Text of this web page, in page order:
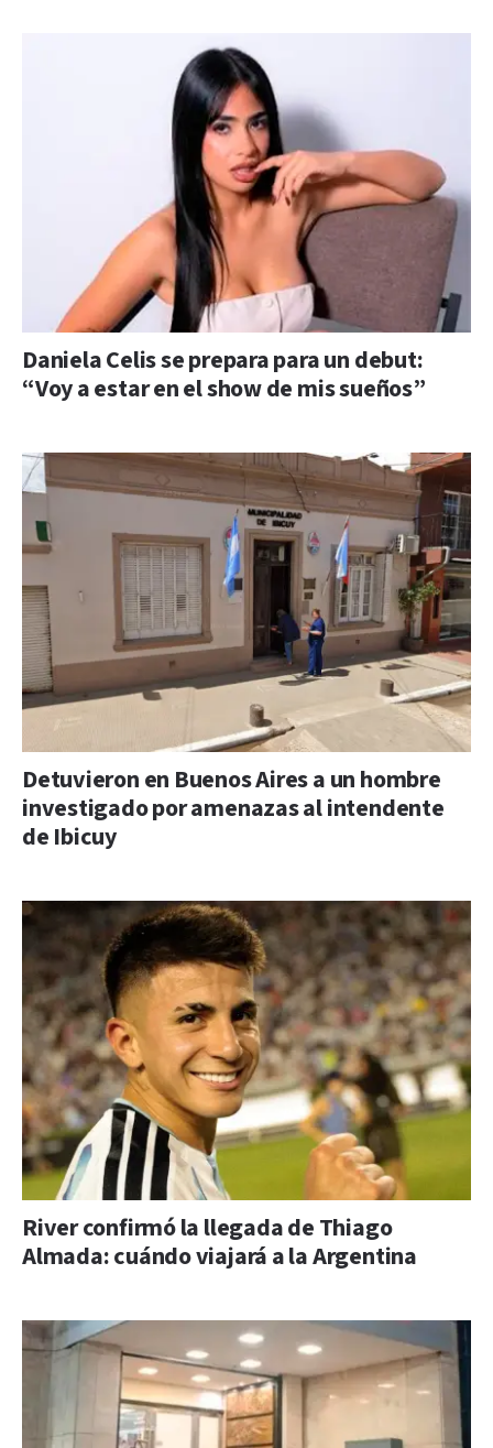
Daniela Celis se prepara para un debut:
“Voy a estar en el show de mis sueños”
Detuvieron en Buenos Aires a un hombre
investigado por amenazas al intendente
de Ibicuy
River confirmó la llegada de Thiago
Almada: cuándo viajará a la Argentina